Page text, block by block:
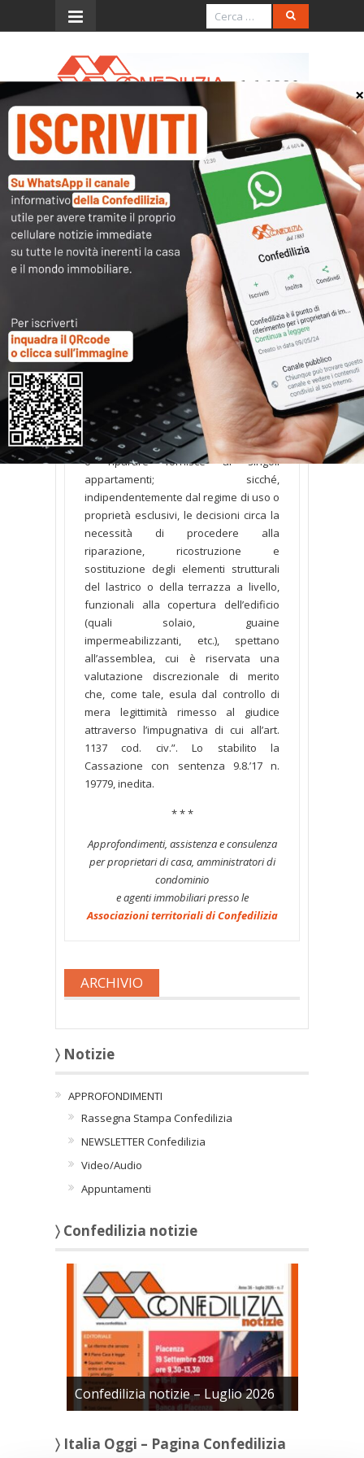
Menu
Lastrico solare ad uso
esclusivo, poteri
dell’assemblea
“In tema di condominio negli edifici,
l’obbligo dei proprietari di unità
abitative sottostanti il lastrico solare o
la terrazza a livello in uso o di proprietà
esclusivi di concorrere, nella misura dei
due terzi, nelle relative spese di
ricostruzione o manutenzione, ex art.
1126 cod. civ., trova fondamento nel
principio per cui i condomini sono tenuti
a contribuire alle spese in ragione
dell’«utilitas» che la cosa da ricostruire
o riparare fornisce ai singoli
appartamenti; sicché,
indipendentemente dal regime di uso o
proprietà esclusivi, le decisioni circa la
necessità di procedere alla
riparazione, ricostruzione e
sostituzione degli elementi strutturali
del lastrico o della terrazza a livello,
funzionali alla copertura dell’edificio
(quali solaio, guaine
impermeabilizzanti, etc.), spettano
all’assemblea, cui è riservata una
valutazione discrezionale di merito
che, come tale, esula dal controllo di
mera legittimità rimesso al giudice
attraverso l’impugnativa di cui all’art.
1137 cod. civ.”. Lo stabilito la
Cassazione con sentenza 9.8.’17 n.
19779, inedita.
* * *
Approfondimenti, assistenza e consulenza
per proprietari di casa, amministratori di
condominio
e agenti immobiliari presso le
Associazioni territoriali di Confedilizia
ARCHIVIO
〉 Notizie
APPROFONDIMENTI
Rassegna Stampa Confedilizia
NEWSLETTER Confedilizia
Video/Audio
Appuntamenti
〉 Confedilizia notizie
Confedilizia notizie – Luglio 2026
〉 Italia Oggi – Pagina Confedilizia